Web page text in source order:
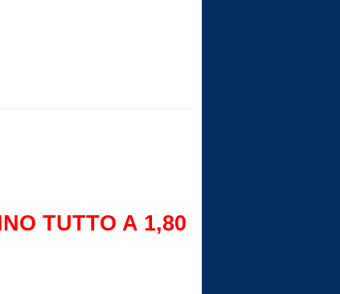
TUTTO A 1,80